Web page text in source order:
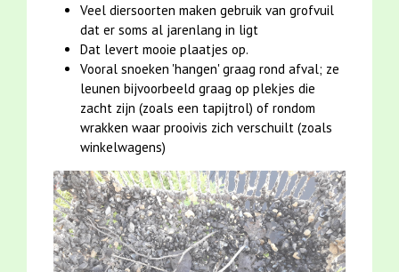
Veel diersoorten maken gebruik van grofvuil
dat er soms al jarenlang in ligt
Dat levert mooie plaatjes op.
Vooral snoeken 'hangen' graag rond afval; ze
leunen bijvoorbeeld graag op plekjes die
zacht zijn (zoals een tapijtrol) of rondom
wrakken waar prooivis zich verschuilt (zoals
winkelwagens)